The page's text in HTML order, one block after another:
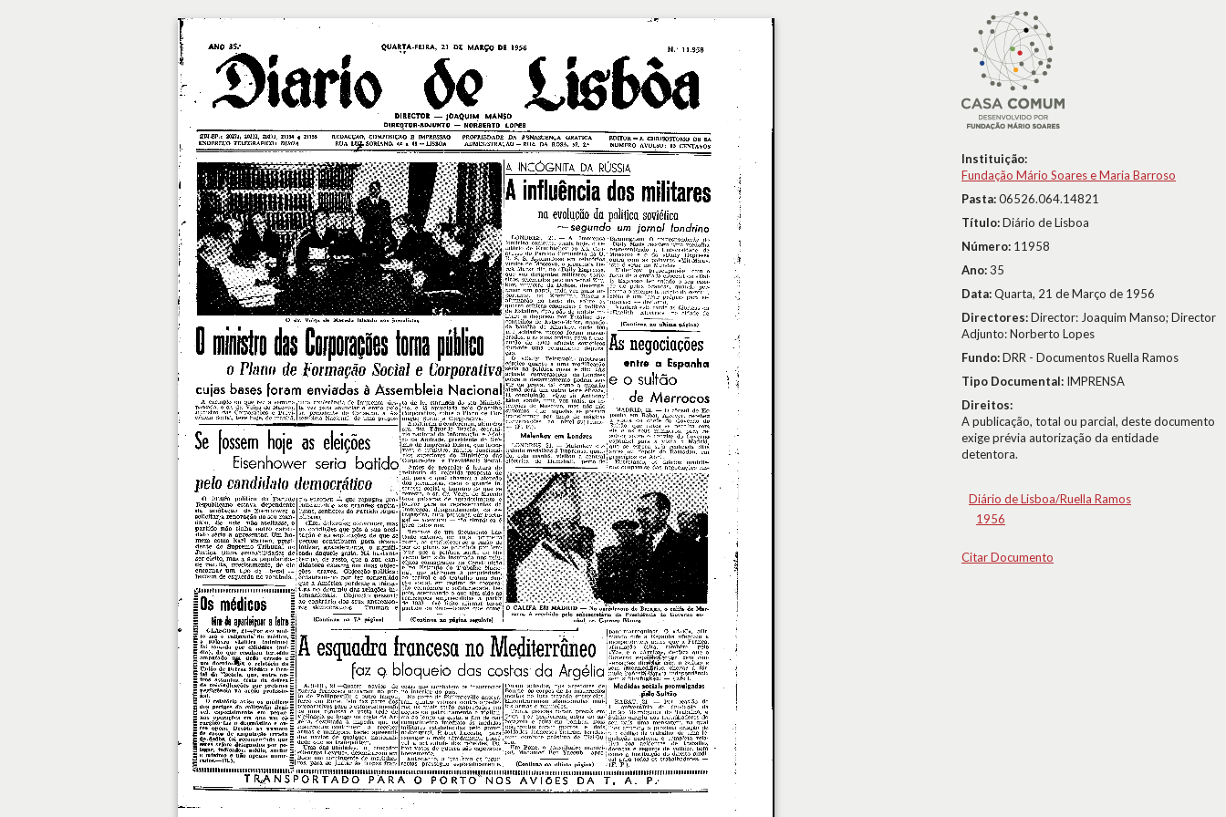
Instituição:
Fundação Mário Soares e Maria Barroso
Pasta:06526.064.14821
Título:Diário de Lisboa
Número: 11958
Ano:35
Data:Quarta, 21 de Março de 1956
Directores:Director: Joaquim Manso; Director
Adjunto: Norberto Lopes
Fundo:DRR - Documentos Ruella Ramos
Tipo Documental: IMPRENSA
Direitos:
A publicação, total ou parcial, deste documento
exige prévia autorização da entidade
detentora.
Diário de Lisboa/Ruella Ramos
1956
Citar Documento